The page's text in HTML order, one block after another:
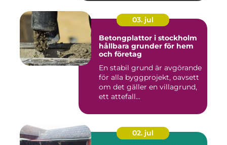
03. jul
Betongplattor i stockholm
hållbara grunder för hem
och företag
En stabil grund är avgörande
för alla byggprojekt, oavsett
om det gäller en villagrund,
ett attefall...
02. jul